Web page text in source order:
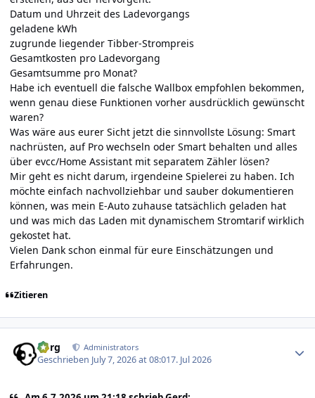
Datum und Uhrzeit des Ladevorgangs
geladene kWh
zugrunde liegender Tibber-Strompreis
Gesamtkosten pro Ladevorgang
Gesamtsumme pro Monat?
Habe ich eventuell die falsche Wallbox empfohlen bekommen,
wenn genau diese Funktionen vorher ausdrücklich gewünscht
waren?
Was wäre aus eurer Sicht jetzt die sinnvollste Lösung: Smart
nachrüsten, auf Pro wechseln oder Smart behalten und alles
über evcc/Home Assistant mit separatem Zähler lösen?
Mir geht es nicht darum, irgendeine Spielerei zu haben. Ich
möchte einfach nachvollziehbar und sauber dokumentieren
können, was mein E-Auto zuhause tatsächlich geladen hat
und was mich das Laden mit dynamischem Stromtarif wirklich
gekostet hat.
Vielen Dank schon einmal für eure Einschätzungen und
Erfahrungen.
Zitieren
borg Administrators
Geschrieben July 7, 2026 at 08:017. Jul 2026